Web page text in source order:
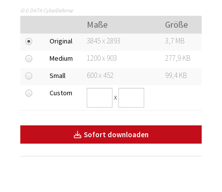
© G DATA CyberDefense
Maße Größe
Original 3845 x 2893 3,7 MB
Medium 1200 x 903 277,9 KB
Small 600 x 452 99,4 KB
Custom x
Sofort downloaden